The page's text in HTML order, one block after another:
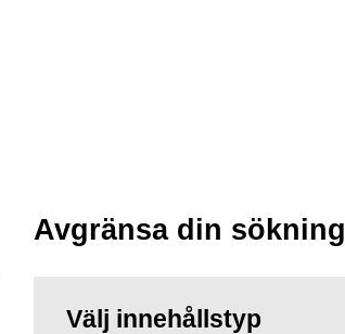
Avgränsa din sökning
Välj innehållstyp